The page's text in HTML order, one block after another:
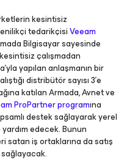
kesintisiz
tedarikçisiVeeam
Bilgisayar sayesinde
çalışmadan
yapılan anlaşmanın bir
distribütör sayısı 3’e
katılan Armada, Avnet ve
ProPartner programına
destek sağlayarak yerel
edecek. Bunun
satan iş ortaklarına da satış